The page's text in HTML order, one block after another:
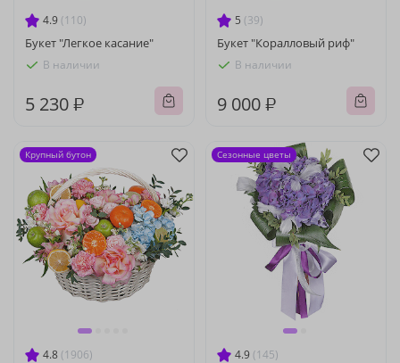
4.9 (110)
Букет "Легкое касание"
В наличии
5 230 ₽
5 (39)
Букет "Коралловый риф"
В наличии
9 000 ₽
4.8 (1906)
Крупный бутон
4.9 (145)
Сезонные цветы